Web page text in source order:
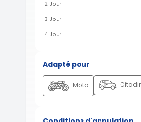
2 Jour
3 Jour
4 Jour
Adapté pour
Moto